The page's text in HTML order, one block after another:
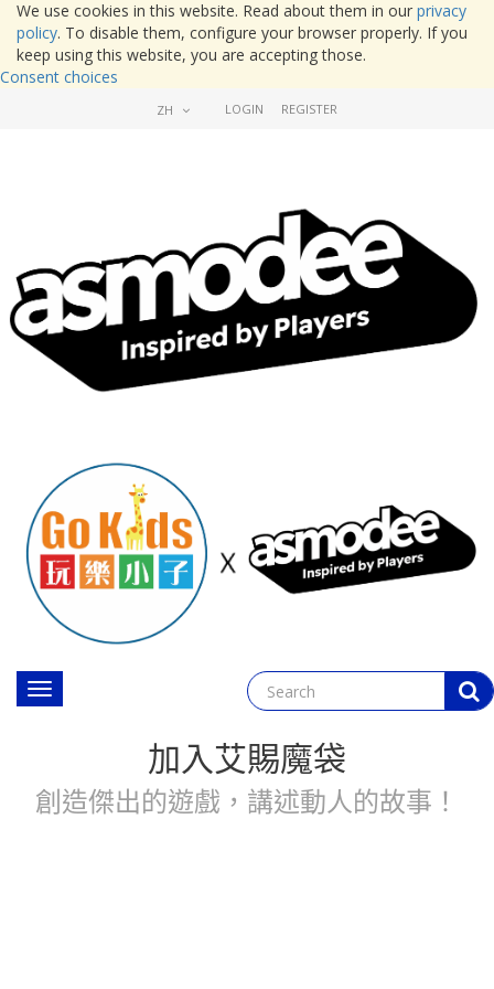
We use cookies in this website. Read about them in our privacy
policy. To disable them, configure your browser properly. If you
keep using this website, you are accepting those.
Consent choices
ZH LOGIN REGISTER
Toggle
navigation
加入艾賜魔袋
創造傑出的遊戲，講述動人的故事！